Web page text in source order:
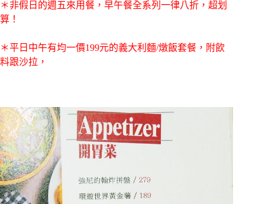
＊非假日的週五來用餐，早午餐全系列一律八折，超划
算！
＊平日中午有均一價199元的義大利麵/燉飯套餐，附飲
料跟沙拉，